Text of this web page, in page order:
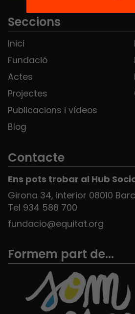
Seccions
Inici
Fundació
Actes
Projectes
Publicacions i vídeos
Blog
Contacte
Ens pots trobar al Hub
Girona 34, interior 08010
Tel 934 588 700
fundacio@equitat.org
Formem part de...